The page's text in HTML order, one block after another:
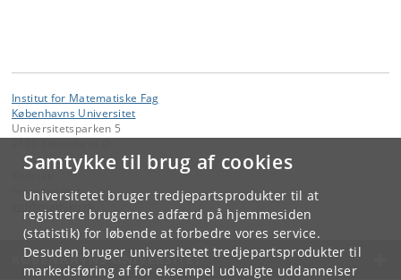
Samtykke til brug af cookies
Universitetet bruger tredjepartsprodukter til at
registrere brugernes adfærd på hjemmesiden
(statistik) for løbende at forbedre vores service.
Desuden bruger universitetet tredjepartsprodukter til
markedsføring af for eksempel udvalgte uddannelser
Institut for Matematiske Fag
Københavns Universitet
Universitetsparken 5
Sekretariatet
KØBENHAVNS UNIVERSITET